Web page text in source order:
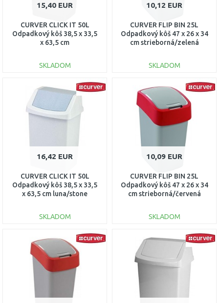
15,40 EUR
CURVER CLICK IT 50L
Odpadkový kôš 38,5 x 33,5
x 63,5 cm
SKLADOM
DO KOŠÍKA
Porovnať
10,12 EUR
CURVER FLIP BIN 25L
Odpadkový kôš 47 x 26 x 34
cm strieborná/zelená
SKLADOM
DO KOŠÍKA
Porovnať
16,42 EUR
CURVER CLICK IT 50L
Odpadkový kôš 38,5 x 33,5
x 63,5 cm luna/stone
SKLADOM
DO KOŠÍKA
Porovnať
10,09 EUR
CURVER FLIP BIN 25L
Odpadkový kôš 47 x 26 x 34
cm strieborná/červená
SKLADOM
DO KOŠÍKA
Porovnať